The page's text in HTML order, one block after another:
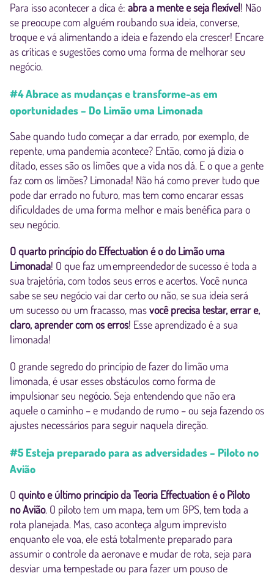
Para isso acontecer a dica é: abra a mente e seja flexível! Não
se preocupe com alguém roubando sua ideia, converse,
troque e vá alimentando a ideia e fazendo ela crescer! Encare
as críticas e sugestões como uma forma de melhorar seu
negócio.
#4 Abrace as mudanças e transforme-as em
oportunidades – Do Limão uma Limonada
Sabe quando tudo começar a dar errado, por exemplo, de
repente, uma pandemia acontece? Então, como já dizia o
ditado, esses são os limões que a vida nos dá. E o que a gente
faz com os limões? Limonada! Não há como prever tudo que
pode dar errado no futuro, mas tem como encarar essas
dificuldades de uma forma melhor e mais benéfica para o
seu negócio.
O quarto princípio do Effectuation é o do Limão uma
Limonada! O que faz um empreendedor de sucesso é toda a
sua trajetória, com todos seus erros e acertos. Você nunca
sabe se seu negócio vai dar certo ou não, se sua ideia será
um sucesso ou um fracasso, masvocê precisa testar, errar e,
claro, aprender com os erros! Esse aprendizado é a sua
limonada!
O grande segredo do princípio de fazer do limão uma
limonada, é usar esses obstáculos como forma de
impulsionar seu negócio. Seja entendendo que não era
aquele o caminho – e mudando de rumo – ou seja fazendo os
ajustes necessários para seguir naquela direção.
#5 Esteja preparado para as adversidades – Piloto no
Avião
O quinto e último princípio da Teoria Effectuation é o Piloto
no Avião. O piloto tem um mapa, tem um GPS, tem toda a
rota planejada. Mas, caso aconteça algum imprevisto
enquanto ele voa, ele está totalmente preparado para
assumir o controle da aeronave e mudar de rota, seja para
desviar uma tempestade ou para fazer um pouso de